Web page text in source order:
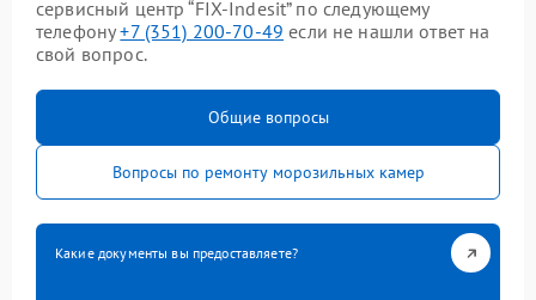
сервисный центр “FIX-Indesit” по следующему
телефону+7 (351) 200-70-49 если не нашли ответ на
свой вопрос.
Общие вопросы
Вопросы по ремонту морозильных камер
Какие документы вы предоставляете?